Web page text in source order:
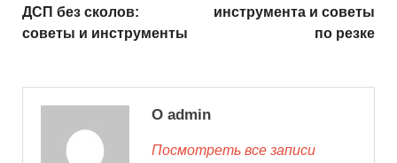
ДСП без сколов:
советы и инструменты
инструмента и советы
по резке
О admin
Посмотреть все записи